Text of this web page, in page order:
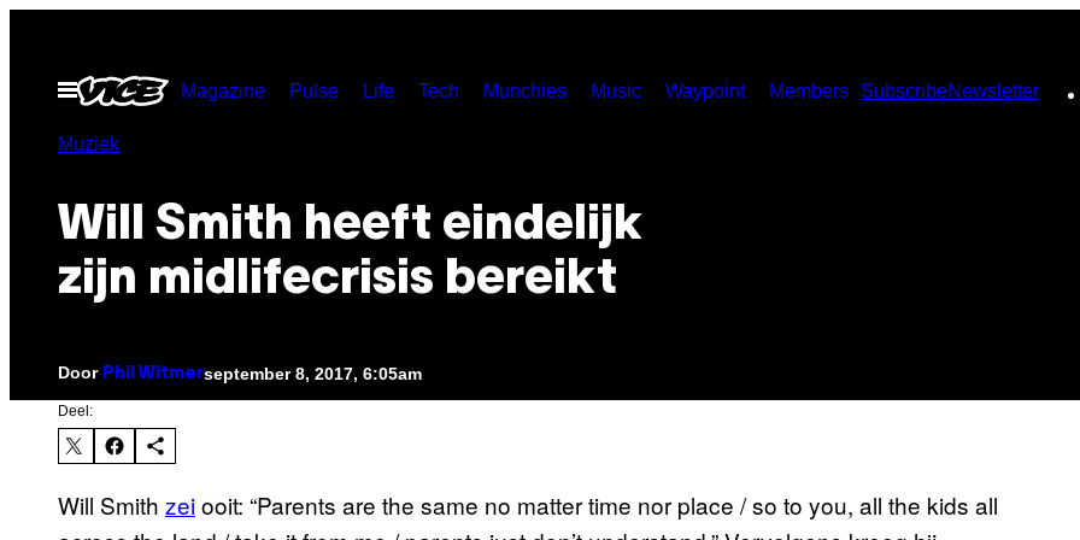
inhoud
Open
menu
Magazine Pulse Life Tech Munchies Music Waypoint Members SubscribeNewsletter
Muziek
Will Smith heeft eindelijk
zijn midlifecrisis bereikt
Door Phil Witmerseptember 8, 2017, 6:05am
Deel:
Will Smith zeiooit: “Parents are the same no matter time nor place / so to you, all the kids all